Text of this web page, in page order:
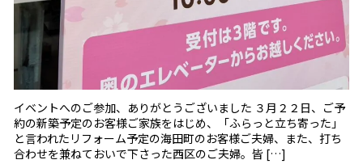
イベントへのご参加、ありがとうございました ３月２２日、ご予
約の新築予定のお客様ご家族をはじめ、「ふらっと立ち寄った」
と言われたリフォーム予定の海田町のお客様ご夫婦、また、打ち
合わせを兼ねておいで下さった西区のご夫婦。皆 […]